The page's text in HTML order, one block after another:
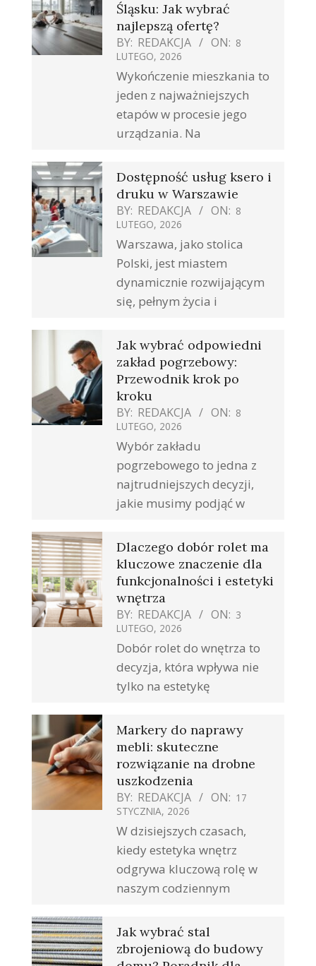
Śląsku: Jak wybrać
najlepszą ofertę?
BY: REDAKCJA ON: 8
LUTEGO, 2026
Wykończenie mieszkania to
jeden z najważniejszych
etapów w procesie jego
urządzania. Na
Dostępność usług ksero i
druku w Warszawie
BY: REDAKCJA ON: 8
LUTEGO, 2026
Warszawa, jako stolica
Polski, jest miastem
dynamicznie rozwijającym
się, pełnym życia i
Jak wybrać odpowiedni
zakład pogrzebowy:
Przewodnik krok po
kroku
BY: REDAKCJA ON: 8
LUTEGO, 2026
Wybór zakładu
pogrzebowego to jedna z
najtrudniejszych decyzji,
jakie musimy podjąć w
Dlaczego dobór rolet ma
kluczowe znaczenie dla
funkcjonalności i estetyki
wnętrza
BY: REDAKCJA ON: 3
LUTEGO, 2026
Dobór rolet do wnętrza to
decyzja, która wpływa nie
tylko na estetykę
Markery do naprawy
mebli: skuteczne
rozwiązanie na drobne
uszkodzenia
BY: REDAKCJA ON: 17
STYCZNIA, 2026
W dzisiejszych czasach,
kiedy estetyka wnętrz
odgrywa kluczową rolę w
naszym codziennym
Jak wybrać stal
zbrojeniową do budowy